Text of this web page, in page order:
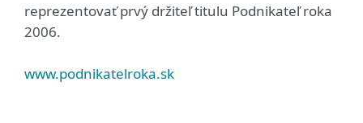
reprezentovať prvý držiteľ titulu Podnikateľ roka
2006.
www.podnikatelroka.sk